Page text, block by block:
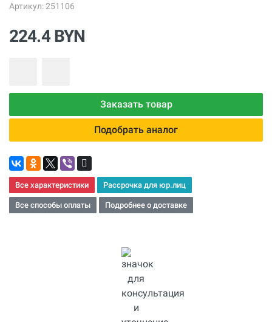
Артикул: 251106
224.4 BYN
Заказать товар
Подобрать аналог
Все характеристики Рассрочка для юр.лиц
Все способы оплаты Подробнее о доставке